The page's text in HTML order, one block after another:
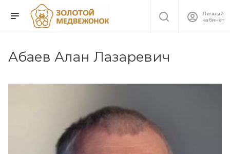
Личный
кабинет
Абаев Алан Лазаревич